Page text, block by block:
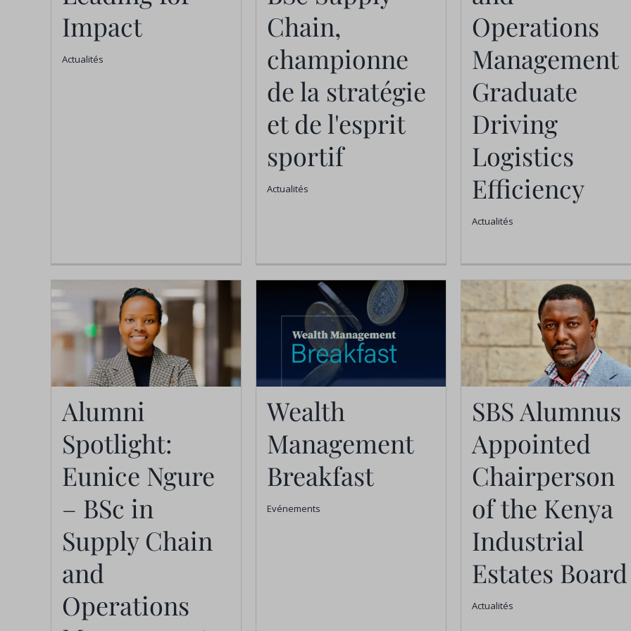
Impact
Actualités
Actualités
Chain,
championne
de la stratégie
et de l'esprit
sportif
Actualités
Operations
Management
Graduate
Driving
Logistics
Efficiency
Actualités
Alumni Spotlight:
Eunice Ngure –
BSc in Supply
Chain and
Operations
Management
Graduate Driving
Sustainable
Impact
Alumni
Spotlight:
Eunice Ngure
– BSc in
Supply Chain
and
Operations
Wealth
Management
Breakfast
Wealth
Management
Breakfast
Evénements
SBS Alumnus
Appointed
Chairperson of
the Kenya
Industrial Estates
Board
Actualités
SBS Alumnus
Appointed
Chairperson
of the Kenya
Industrial
Estates Board
Actualités